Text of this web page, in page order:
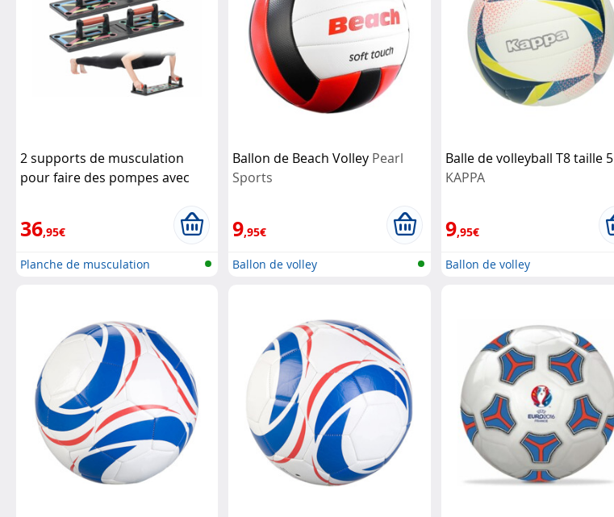
2 supports de musculation
pour faire des pompes avec
36,95€
Planche de musculation
Ballon de Beach Volley Pearl
Sports
9,95€
Ballon de volley
Balle de volleyball T8 taille 5
KAPPA
9,95€
Ballon de volley